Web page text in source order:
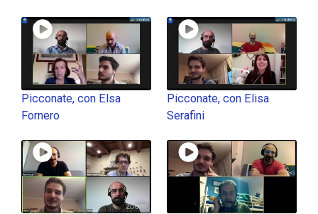
Picconate, con Elsa
Fornero
Picconate, con Elisa
Serafini